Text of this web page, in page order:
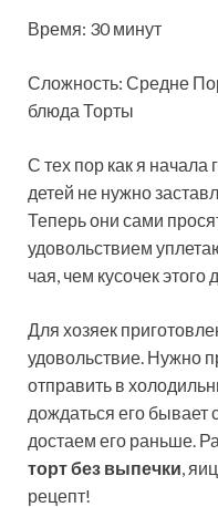
Время: 30 минут
Сложность: Средне
блюда Торты
С тех пор как я начала
детей не нужно
Теперь они сами
удовольствием
чая, чем кусочек
Для хозяек
удовольствие. Нужно
отправить в
дождаться его бывает
достаем его раньше.
торт без выпечки ,
рецепт!